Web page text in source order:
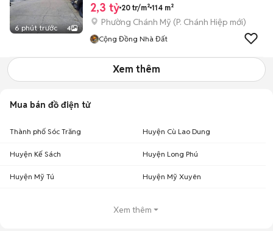
6 phút trước 4
2,3 tỷ 20 tr/m² 114 m²
Phường Chánh Mỹ (P. Chánh Hiệp mới)
Cộng Đồng Nhà Đất
Xem thêm
Mua bán đồ điện tử
Thành phố Sóc Trăng Huyện Cù Lao Dung
Huyện Kế Sách Huyện Long Phú
Huyện Mỹ Tú Huyện Mỹ Xuyên
Xem thêm